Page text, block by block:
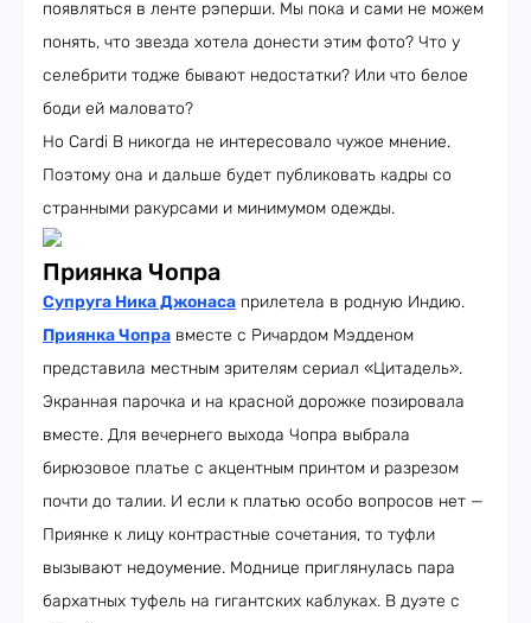
появляться в ленте рэперши. Мы пока и сами не можем
понять, что звезда хотела донести этим фото? Что у
селебрити тодже бывают недостатки? Или что белое
боди ей маловато?
Но Cardi B никогда не интересовало чужое мнение.
Поэтому она и дальше будет публиковать кадры со
странными ракурсами и минимумом одежды.
Приянка Чопра
Супруга Ника Джонаса прилетела в родную Индию.
Приянка Чопра вместе с Ричардом Мэдденом
представила местным зрителям сериал «Цитадель».
Экранная парочка и на красной дорожке позировала
вместе. Для вечернего выхода Чопра выбрала
бирюзовое платье с акцентным принтом и разрезом
почти до талии. И если к платью особо вопросов нет —
Приянке к лицу контрастные сочетания, то туфли
вызывают недоумение. Моднице приглянулась пара
бархатных туфель на гигантских каблуках. В дуэте с